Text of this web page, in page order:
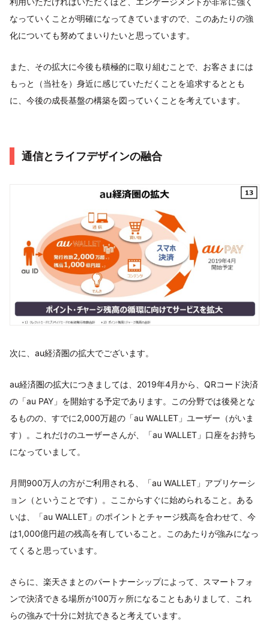
なっていくことが明確になってきていますので、このあたりの強
化についても努めてまいりたいと思っています。
また、その拡大に今後も積極的に取り組むことで、お客さまには
もっと（当社を）身近に感じていただくことを追求するととも
に、今後の成長基盤の構築を図っていくことを考えています。
通信とライフデザインの融合
次に、au経済圏の拡大でございます。
au経済圏の拡大につきましては、2019年4月から、QRコード決済
の「au PAY」を開始する予定であります。この分野では後発とな
るものの、すでに2,000万超の「au WALLET」ユーザー（がいま
す）。これだけのユーザーさんが、「au WALLET」口座をお持ち
になっていまして。
月間900万人の方がご利用される、「au WALLET」アプリケーシ
ョン（ということです）。ここからすぐに始められること。ある
いは、「au WALLET」のポイントとチャージ残高を合わせて、今
は1,000億円超の残高を有していること。このあたりが強みになっ
てくると思っています。
さらに、楽天さまとのパートナーシップによって、スマートフォ
ンで決済できる場所が100万ヶ所になることもありまして、これ
らの強みで十分に対抗できると考えています。